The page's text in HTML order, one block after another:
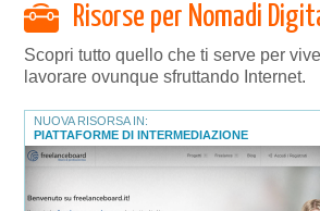
Risorse per Nomadi
Scopri tutto quello che ti serve per
lavorare ovunque sfruttando Internet.
NUOVA RISORSA IN:
PIATTAFORME DI INTERMEDIAZIONE